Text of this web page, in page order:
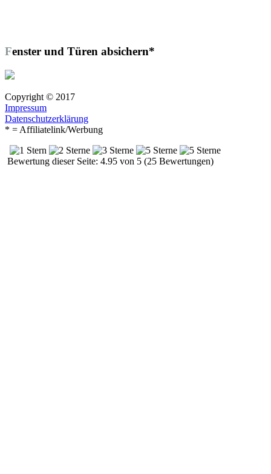
Fenster und Türen absichern*
Copyright © 2017
Impressum
Datenschutzerklärung
* = Affiliatelink/Werbung
Bewertung dieser Seite: 4.95 von 5 (25 Bewertungen)